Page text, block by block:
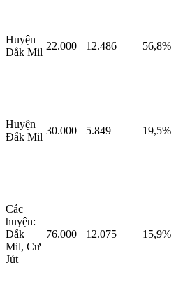
Huyện
Đắk Mil
22.000 12.486 56,8%
Huyện
Đắk Mil
30.000 5.849 19,5%
Các
huyện:
Đắk
Mil, Cư
Jút
76.000 12.075 15,9%